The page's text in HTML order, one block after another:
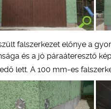
falszerkezet előnye a
és a jó páraáteresztő
lett. A 100 mm-es